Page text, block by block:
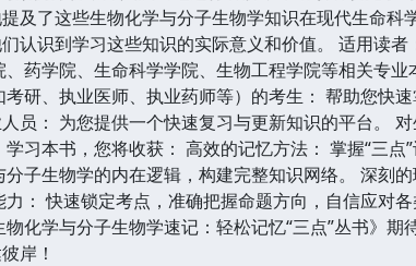
及了这些生物化学与分子生物学知识在现代生命
认识到学习这些知识的实际意义和价值。 适用读
药学院、生命科学学院、生物工程学院等相关专
研、执业医师、执业药师等）的考生： 帮助您快
员： 为您提供一个快速复习与更新知识的平台。
习本书，您将收获： 高效的记忆方法： 掌握“三点
子生物学的内在逻辑，构建完整知识网络。 深刻
： 快速锁定考点，准确把握命题方向，自信应对
化学与分子生物学速记：轻松记忆“三点”丛书》
岸！